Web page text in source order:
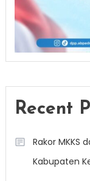
Recent
Rakor MKKS
Kabupaten